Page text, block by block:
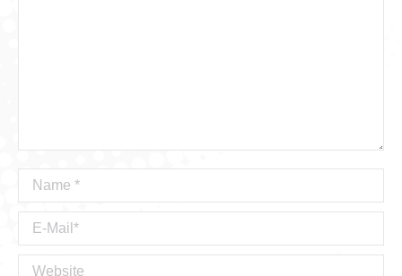
Name *
E-Mail *
Website